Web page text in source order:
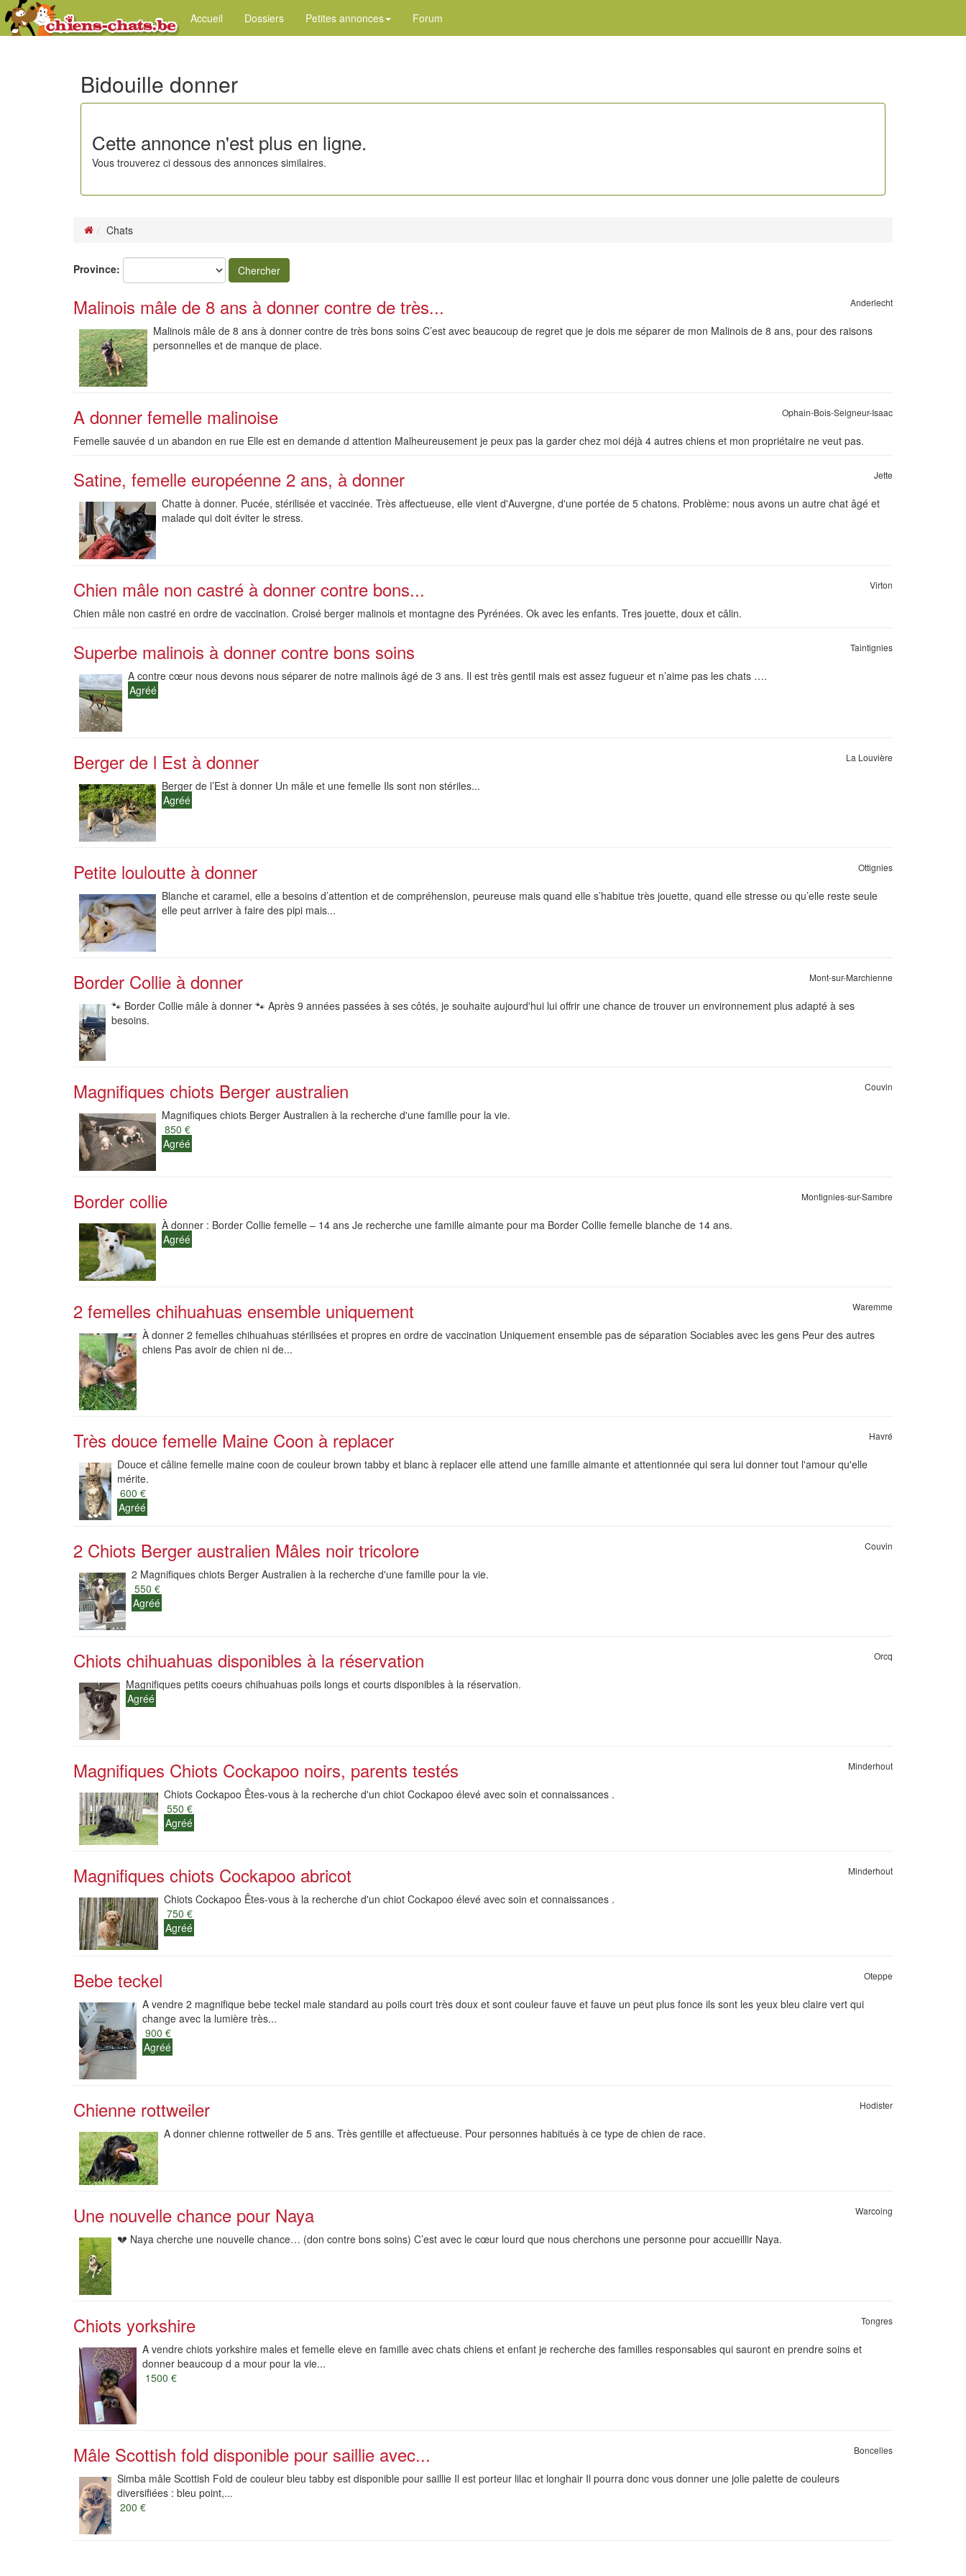
Accueil Dossiers Petites annonces Forum
Bidouille donner
Cette annonce n'est plus en ligne.
Vous trouverez ci dessous des annonces similaires.
Chats
Province: Chercher
Malinois mâle de 8 ans à donner contre de très... Anderlecht
Malinois mâle de 8 ans à donner contre de très bons soins C’est avec beaucoup de regret que je dois me séparer de mon Malinois de 8 ans, pour des raisons
personnelles et de manque de place.
A donner femelle malinoise Ophain-Bois-Seigneur-Isaac
Femelle sauvée d un abandon en rue Elle est en demande d attention Malheureusement je peux pas la garder chez moi déjà 4 autres chiens et mon propriétaire ne veut pas.
Satine, femelle européenne 2 ans, à donner Jette
Chatte à donner. Pucée, stérilisée et vaccinée. Très affectueuse, elle vient d'Auvergne, d'une portée de 5 chatons. Problème: nous avons un autre chat âgé et
malade qui doit éviter le stress.
Chien mâle non castré à donner contre bons... Virton
Chien mâle non castré en ordre de vaccination. Croisé berger malinois et montagne des Pyrénées. Ok avec les enfants. Tres jouette, doux et câlin.
Superbe malinois à donner contre bons soins Taintignies
A contre cœur nous devons nous séparer de notre malinois âgé de 3 ans. Il est très gentil mais est assez fugueur et n’aime pas les chats ….
Agréé
Berger de l Est à donner La Louvière
Berger de l’Est à donner Un mâle et une femelle Ils sont non stériles...
Agréé
Petite louloutte à donner Ottignies
Blanche et caramel, elle a besoins d’attention et de compréhension, peureuse mais quand elle s’habitue très jouette, quand elle stresse ou qu’elle reste seule
elle peut arriver à faire des pipi mais...
Border Collie à donner Mont-sur-Marchienne
🐾 Border Collie mâle à donner 🐾 Après 9 années passées à ses côtés, je souhaite aujourd'hui lui offrir une chance de trouver un environnement plus adapté à ses
besoins.
Magnifiques chiots Berger australien Couvin
Magnifiques chiots Berger Australien à la recherche d'une famille pour la vie.
850 €
Agréé
Border collie Montignies-sur-Sambre
À donner : Border Collie femelle – 14 ans Je recherche une famille aimante pour ma Border Collie femelle blanche de 14 ans.
Agréé
2 femelles chihuahuas ensemble uniquement Waremme
À donner 2 femelles chihuahuas stérilisées et propres en ordre de vaccination Uniquement ensemble pas de séparation Sociables avec les gens Peur des autres
chiens Pas avoir de chien ni de...
Très douce femelle Maine Coon à replacer Havré
Douce et câline femelle maine coon de couleur brown tabby et blanc à replacer elle attend une famille aimante et attentionnée qui sera lui donner tout l'amour qu'elle
mérite.
600 €
Agréé
2 Chiots Berger australien Mâles noir tricolore Couvin
2 Magnifiques chiots Berger Australien à la recherche d'une famille pour la vie.
550 €
Agréé
Chiots chihuahuas disponibles à la réservation Orcq
Magnifiques petits coeurs chihuahuas poils longs et courts disponibles à la réservation.
Agréé
Magnifiques Chiots Cockapoo noirs, parents testés Minderhout
Chiots Cockapoo Êtes-vous à la recherche d'un chiot Cockapoo élevé avec soin et connaissances .
550 €
Agréé
Magnifiques chiots Cockapoo abricot Minderhout
Chiots Cockapoo Êtes-vous à la recherche d'un chiot Cockapoo élevé avec soin et connaissances .
750 €
Agréé
Bebe teckel Oteppe
A vendre 2 magnifique bebe teckel male standard au poils court très doux et sont couleur fauve et fauve un peut plus fonce ils sont les yeux bleu claire vert qui
change avec la lumière très...
900 €
Agréé
Chienne rottweiler Hodister
A donner chienne rottweiler de 5 ans. Très gentille et affectueuse. Pour personnes habitués à ce type de chien de race.
Une nouvelle chance pour Naya Warcoing
💔 Naya cherche une nouvelle chance… (don contre bons soins) C’est avec le cœur lourd que nous cherchons une personne pour accueillir Naya.
Chiots yorkshire Tongres
A vendre chiots yorkshire males et femelle eleve en famille avec chats chiens et enfant je recherche des familles responsables qui sauront en prendre soins et
donner beaucoup d a mour pour la vie...
1500 €
Mâle Scottish fold disponible pour saillie avec... Boncelles
Simba mâle Scottish Fold de couleur bleu tabby est disponible pour saillie Il est porteur lilac et longhair Il pourra donc vous donner une jolie palette de couleurs
diversifiées : bleu point,...
200 €